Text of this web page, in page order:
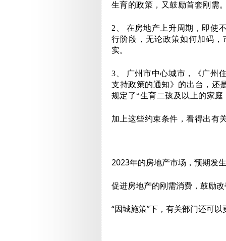
生育的政策，又鼓励首套刚需
2、
在房地产上升周期，即使
行阶段，无论政策如何加码
实。
3、
广州市中心城市，《广州
支持政策的通知》的出台，还
规定了“生育二孩及以上的家
加上这些约束条件，看得出有
2023年的房地产市场，预期发
促进房地产的刚需消费，鼓励
“因城施策”下，有关部门还可